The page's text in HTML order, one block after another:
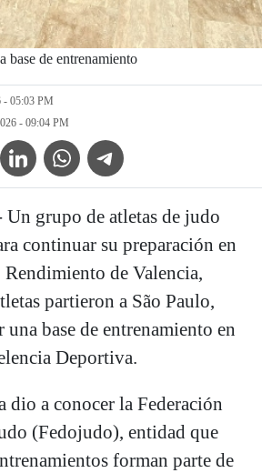
base de entrenamiento
05:03 PM
- 09:04 PM
Icon
Linkedin IconWhatsApp IconTelegram Icon
grupo de atletas de judo
continuar su preparación en
de Valencia,
partieron a São Paulo,
base de entrenamiento en
Deportiva.
a conocer la Federación
(Fedojudo), entidad que
forman parte de